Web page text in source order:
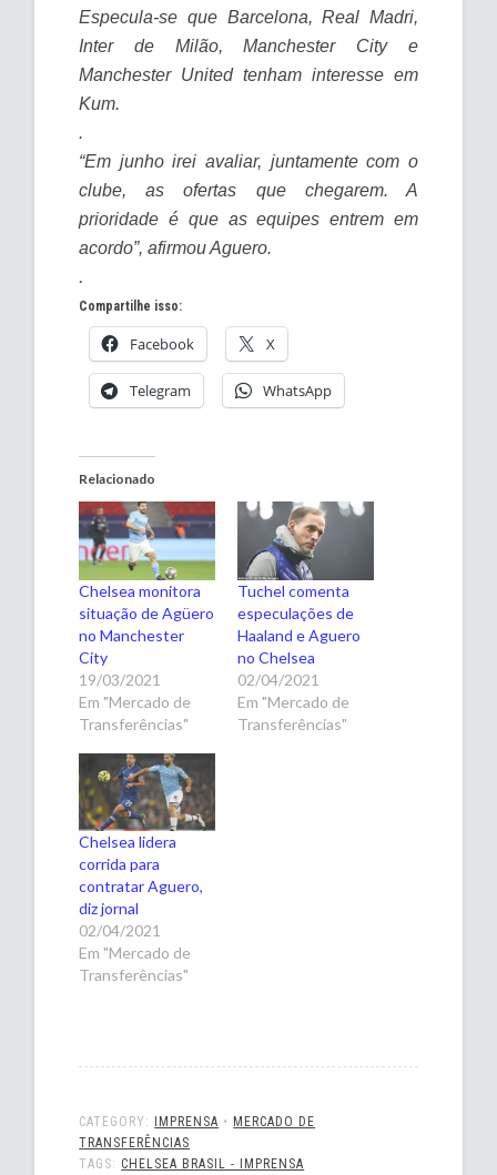
Especula-se que Barcelona, Real Madri,
Inter de Milão, Manchester City e
Manchester United tenham interesse em
Kum.
.
“Em junho irei avaliar, juntamente com o
clube, as ofertas que chegarem. A
prioridade é que as equipes entrem em
acordo”, afirmou Aguero.
.
Compartilhe isso:
Facebook X
Telegram WhatsApp
Relacionado
Chelsea monitora
situação de Agüero
no Manchester
City
19/03/2021
Em "Mercado de
Transferências"
Tuchel comenta
especulações de
Haaland e Aguero
no Chelsea
02/04/2021
Em "Mercado de
Transferências"
Chelsea lidera
corrida para
contratar Aguero,
diz jornal
02/04/2021
Em "Mercado de
Transferências"
CATEGORY: IMPRENSA • MERCADO DE
TRANSFERÊNCIAS
TAGS: CHELSEA BRASIL - IMPRENSA